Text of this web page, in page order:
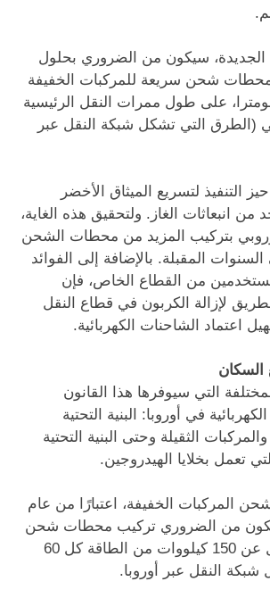
الجديدة، سيكون من الضروري بحلول
تركيب محطات شحن سريعة للمركبات الخفيفة
كل 60 كيلومترا، على طول ممرات النقل الرئيسية
(الطرق التي تشكل شبكة النقل عبر
التنفيذ لتسريع الميثاق الأخضر
من انبعاثات الغاز. ولتحقيق هذه الغاية،
بتركيب المزيد من محطات الشحن
المقبلة. بالإضافة إلى الفوائد
من القطاع الخاص، فإن
لإزالة الكربون في قطاع النقل
اعتماد الشاحنات الكهربائية.
السكان
التي سيوفرها هذا القانون
في أوروبا: البنية التحتية
الثقيلة وحتى البنية التحتية
تعمل بخلايا الهيدروجين.
المركبات الخفيفة، اعتبارًا من عام
سيكون من الضروري تركيب محطات شحن
سريع بقدرة لا تقل عن 150 كيلووات من الطاقة كل 60
النقل عبر أوروبا.